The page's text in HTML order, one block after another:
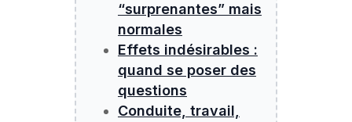
“surprenantes” mais
normales
Effets indésirables :
quand se poser des
questions
Conduite, travail,